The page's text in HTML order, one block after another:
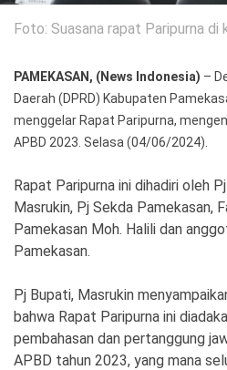
Pendidikan Ilmiah
Teknologi
SosBud
Budaya
Wisata
Ekonomi Olahraga
Foto: Suasana rapat Paripurna di
PAMEKASAN, (News Indonesia) –
Daerah (DPRD) Kabupaten
menggelar Rapat Paripurna,
APBD 2023. Selasa (04/06/2024).
Rapat Paripurna ini dihadiri oleh
Masrukin, Pj Sekda Pamekasan,
Pamekasan Moh. Halili dan
Pamekasan.
Pj Bupati, Masrukin
bahwa Rapat Paripurna ini
pembahasan dan pertanggung
APBD tahun 2023, yang mana